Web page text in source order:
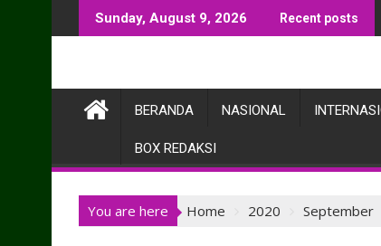
to
Sunday, August 9, 2026 Recent posts
BERANDA NASIONAL
BOX REDAKSI
You are here Home 2020 September